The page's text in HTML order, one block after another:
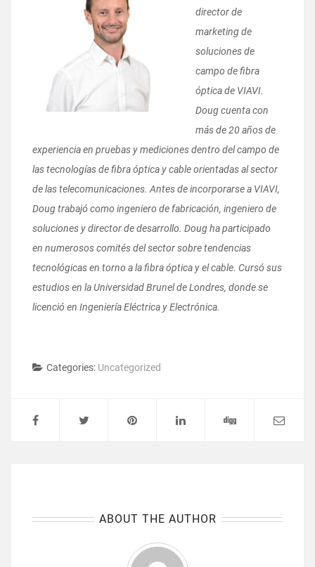
director de
marketing de
soluciones de
campo de fibra
óptica de VIAVI.
Doug cuenta con
más de 20 años de
experiencia en pruebas y mediciones dentro del campo de
las tecnologías de fibra óptica y cable orientadas al sector
de las telecomunicaciones. Antes de incorporarse a VIAVI,
Doug trabajó como ingeniero de fabricación, ingeniero de
soluciones y director de desarrollo. Doug ha participado
en numerosos comités del sector sobre tendencias
tecnológicas en torno a la fibra óptica y el cable. Cursó sus
estudios en la Universidad Brunel de Londres, donde se
licenció en Ingeniería Eléctrica y Electrónica.
Categories: Uncategorized
ABOUT THE AUTHOR